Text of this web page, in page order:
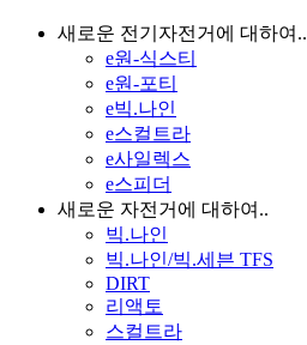
새로운 전기자전거에 대하여..
e원-식스티
e원-포티
e빅.나인
e스컬트라
e사일렉스
e스피더
새로운 자전거에 대하여..
빅.나인
빅.나인/빅.세븐 TFS
DIRT
리액토
스컬트라